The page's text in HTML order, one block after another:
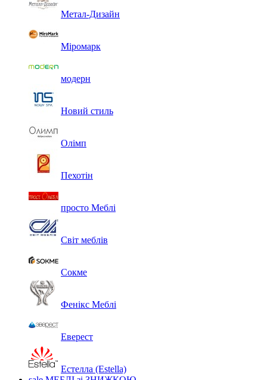
Метал-Дизайн
Міромарк
модерн
Новий стиль
Олімп
Пехотін
просто Меблі
Світ меблів
Сокме
Фенікс Меблі
Еверест
Естелла (Estella)